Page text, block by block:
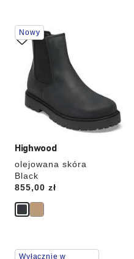
Highwood
olejowana skóra
Black
Price:
855,00 zł
Wybranie
koloru
spowoduje
zmianę
zdjęcia
produktu
Nowy
Wybranie
Wyłącznie w